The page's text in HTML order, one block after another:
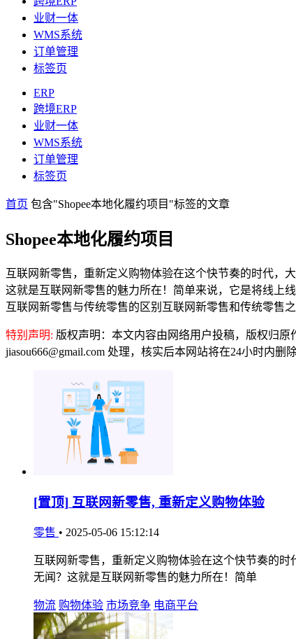
业财一体
WMS系统
订单管理
标签页
ERP
跨境ERP
业财一体
WMS系统
订单管理
标签页
首页 包含"Shopee本地化履约项目"标签的文章
Shopee本地化履约项目
互联网新零售，重新定义购物体验在这个快节奏的时代，
这就是互联网新零售的魅力所在！简单来说，它是将线上
互联网新零售与传统零售的区别互联网新零售和传统零售
特别声明: 版权声明：本文内容由网络用户投稿，版权归
jiasou666@gmail.com 处理，核实后本网站将在24小时内删
[置顶] 互联网新零售, 重新定义购物体验
零售 • 2025-05-06 15:12:14
互联网新零售，重新定义购物体验在这个快节奏的
无闻？这就是互联网新零售的魅力所在！简单
物流 购物体验 市场竞争 电商平台